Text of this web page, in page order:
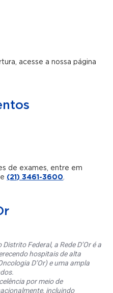
acesse a nossa página
de exames, entre em
(21) 3461-3600.
Federal, a Rede D’Or é a
hospitais de alta
D’Or) e uma ampla
por meio de
incluindo